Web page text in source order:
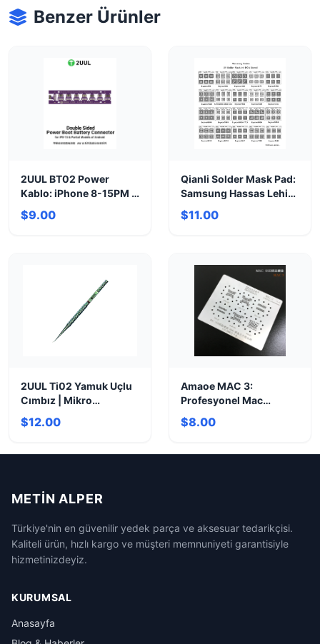
Benzer Ürünler
2UUL BT02 Power
Kablo: iPhone 8-15PM &
Android Tamir
Konnektörü
$9.00
Qianli Solder Mask Pad:
Samsung Hassas Lehim
Şablonu
$11.00
2UUL Ti02 Yamuk Uçlu
Cımbız | Mikro
Lehimleme Hassasiyeti
$12.00
Amaoe MAC 3:
Profesyonel Mac
Anakart BGA Reballing
Stencil
$8.00
METIN ALPER
Türkiye'nin en güvenilir yedek parça ve aksesuar tedarikçisi.
Kaliteli ürün, hızlı kargo ve müşteri memnuniyeti garantisiyle
hizmetinizdeyiz.
KURUMSAL
Anasayfa